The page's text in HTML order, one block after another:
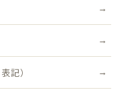
ップは、これまで累計2万
モードなジャケットに合わ
記）